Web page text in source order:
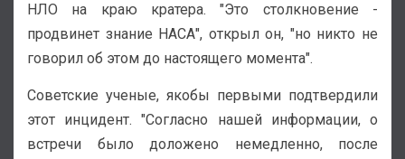
НЛО на краю кратера. "Это столкновение -
продвинет знание НАСА", открыл он, "но никто не
говорил об этом до настоящего момента".
Советские ученые, якобы первыми подтвердили
этот инцидент. "Согласно нашей информации, о
встречи было доложено немедленно, после